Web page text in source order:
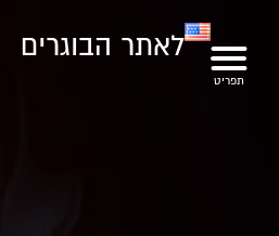
לאתר הבוגרים